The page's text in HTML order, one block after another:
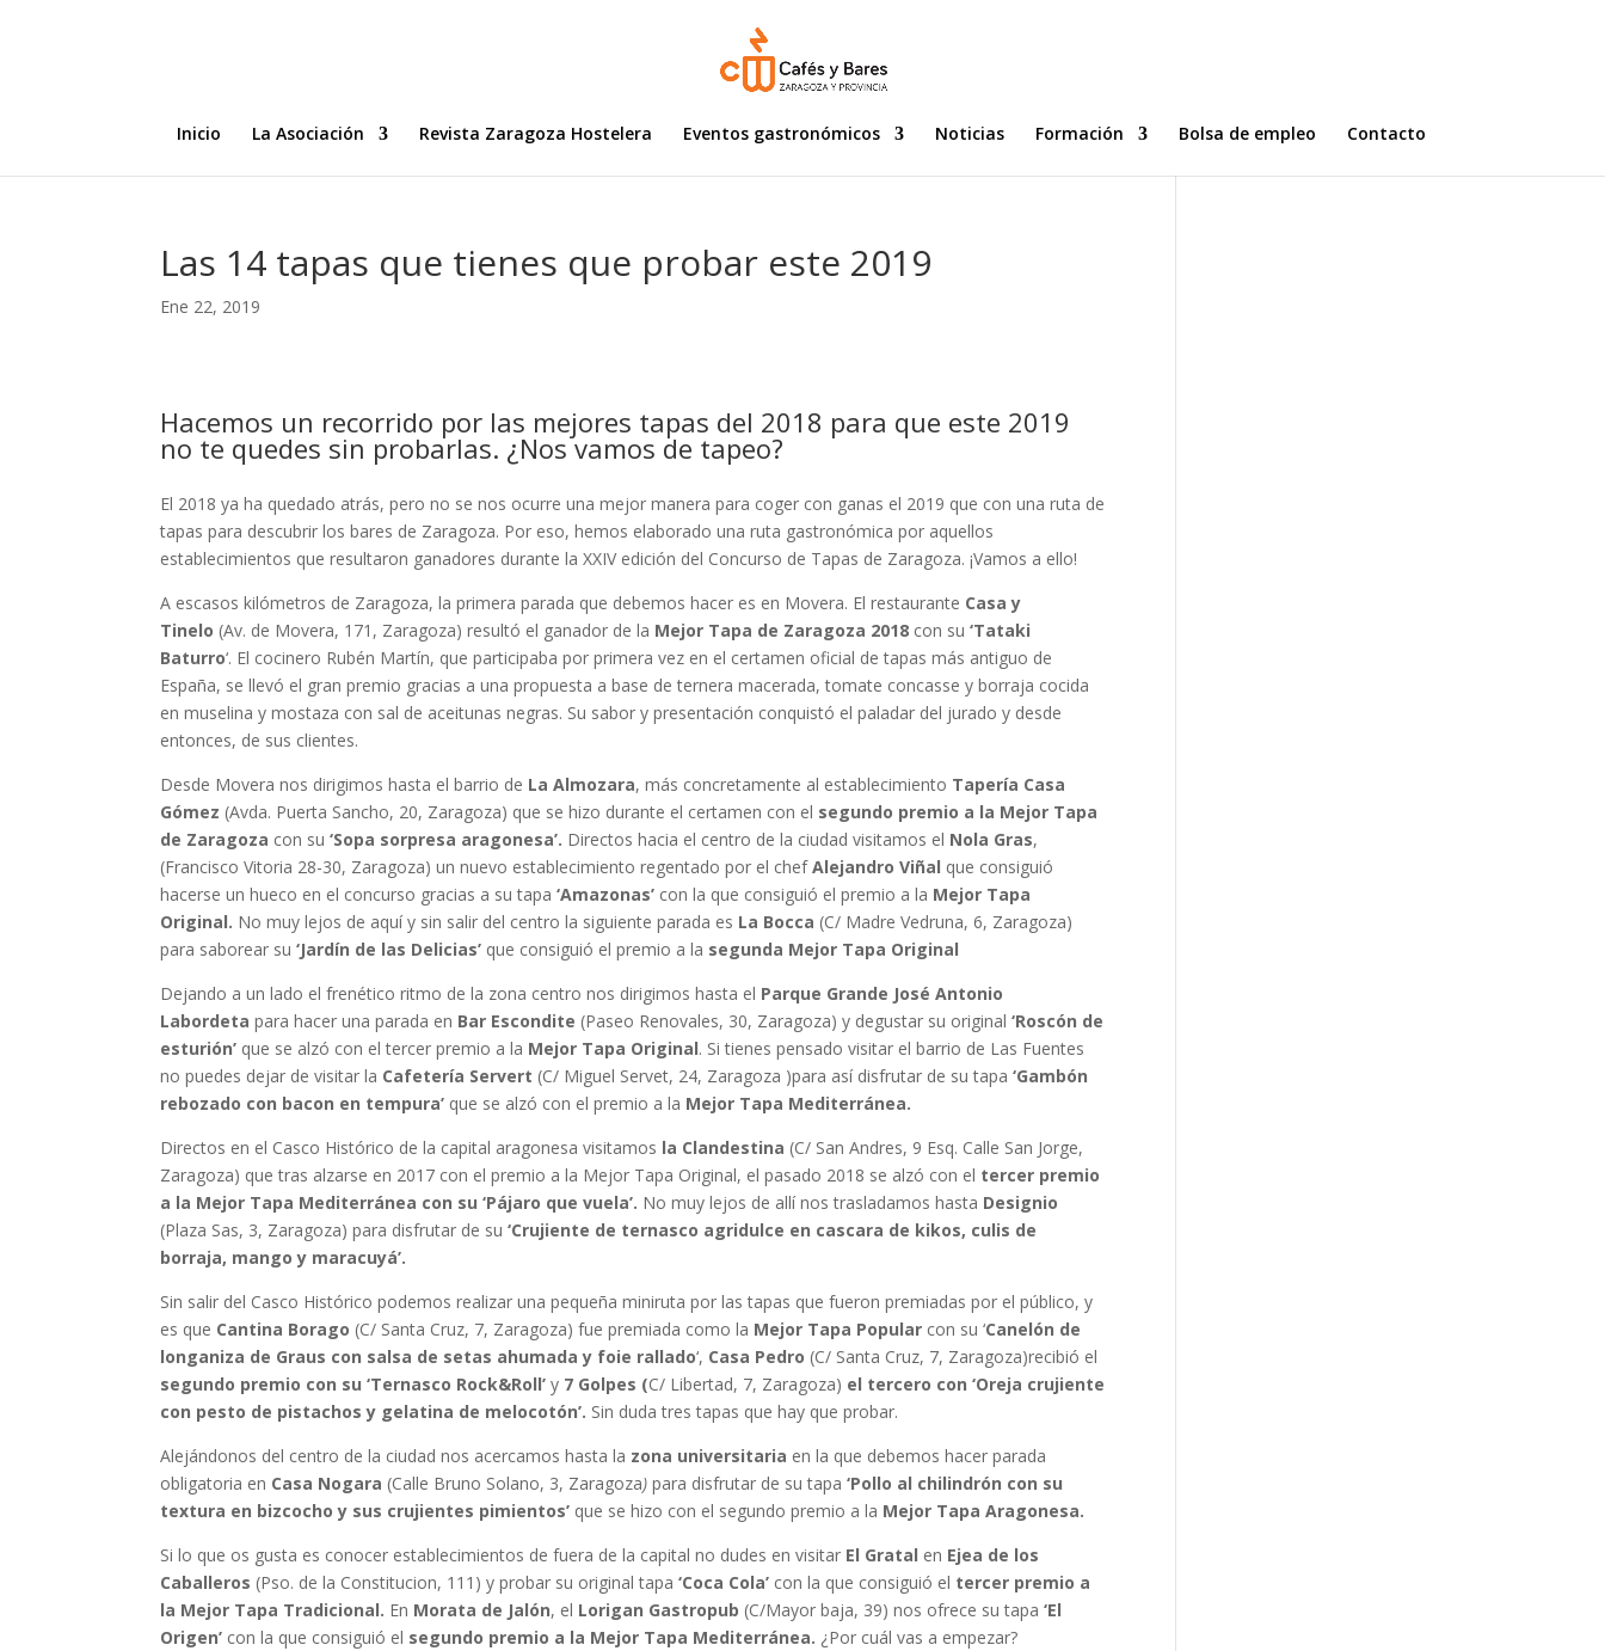
Inicio La Asociación Revista Zaragoza Hostelera Eventos gastronómicos Noticias Formación Bolsa de empleo Contacto
Las 14 tapas que tienes que probar este 2019
Ene 22, 2019
Hacemos un recorrido por las mejores tapas del 2018 para que este 2019
no te quedes sin probarlas. ¿Nos vamos de tapeo?
El 2018 ya ha quedado atrás, pero no se nos ocurre una mejor manera para coger con ganas el 2019 que con una ruta de
tapas para descubrir los bares de Zaragoza. Por eso, hemos elaborado una ruta gastronómica por aquellos
establecimientos que resultaron ganadores durante la XXIV edición del Concurso de Tapas de Zaragoza. ¡Vamos a ello!
A escasos kilómetros de Zaragoza, la primera parada que debemos hacer es en Movera. El restaurante Casa y
Tinelo (Av. de Movera, 171, Zaragoza) resultó el ganador de la Mejor Tapa de Zaragoza 2018 con su‘Tataki
Baturro‘. El cocinero Rubén Martín, que participaba por primera vez en el certamen oficial de tapas más antiguo de
España, se llevó el gran premio gracias a una propuesta a base de ternera macerada, tomate concasse y borraja cocida
en muselina y mostaza con sal de aceitunas negras. Su sabor y presentación conquistó el paladar del jurado y desde
entonces, de sus clientes.
Desde Movera nos dirigimos hasta el barrio de La Almozara, más concretamente al establecimiento Tapería Casa
Gómez (Avda. Puerta Sancho, 20, Zaragoza) que se hizo durante el certamen con el segundo premio a la Mejor Tapa
de Zaragoza con su‘Sopa sorpresa aragonesa’. Directos hacia el centro de la ciudad visitamos el Nola Gras,
(Francisco Vitoria 28-30, Zaragoza) un nuevo establecimiento regentado por el chefAlejandro Viñal que consiguió
hacerse un hueco en el concurso gracias a su tapa ‘Amazonas’ con la que consiguió el premio a la Mejor Tapa
Original. No muy lejos de aquí y sin salir del centro la siguiente parada es La Bocca (C/ Madre Vedruna, 6, Zaragoza)
para saborear su ‘Jardín de las Delicias’ que consiguió el premio a la segunda Mejor Tapa Original
Dejando a un lado el frenético ritmo de la zona centro nos dirigimos hasta el Parque Grande José Antonio
Labordeta para hacer una parada en Bar Escondite (Paseo Renovales, 30, Zaragoza) y degustar su original‘Roscón de
esturión’ que se alzó con el tercer premio a la Mejor Tapa Original. Si tienes pensado visitar el barrio de Las Fuentes
no puedes dejar de visitar la Cafetería Servert (C/ Miguel Servet, 24, Zaragoza )para así disfrutar de su tapa ‘Gambón
rebozado con bacon en tempura’ que se alzó con el premio a la Mejor Tapa Mediterránea.
Directos en el Casco Histórico de la capital aragonesa visitamos la Clandestina (C/ San Andres, 9 Esq. Calle San Jorge,
Zaragoza) que tras alzarse en 2017 con el premio a la Mejor Tapa Original, el pasado 2018 se alzó con el tercer premio
a la Mejor Tapa Mediterránea con su ‘Pájaro que vuela’. No muy lejos de allí nos trasladamos hasta Designio
(Plaza Sas, 3, Zaragoza) para disfrutar de su ‘Crujiente de ternasco agridulce en cascara de kikos, culis de
borraja, mango y maracuyá’.
Sin salir del Casco Histórico podemos realizar una pequeña miniruta por las tapas que fueron premiadas por el público, y
es que Cantina Borago (C/ Santa Cruz, 7, Zaragoza) fue premiada como la Mejor Tapa Popular con su ‘Canelón de
longaniza de Graus con salsa de setas ahumada y foie rallado‘, Casa Pedro (C/ Santa Cruz, 7, Zaragoza)recibió el
segundo premio con su ‘Ternasco Rock&Roll’ y 7 Golpes (C/ Libertad, 7, Zaragoza) el tercero con ‘Oreja crujiente
con pesto de pistachos y gelatina de melocotón’. Sin duda tres tapas que hay que probar.
Alejándonos del centro de la ciudad nos acercamos hasta la zona universitaria en la que debemos hacer parada
obligatoria en Casa Nogara (Calle Bruno Solano, 3, Zaragoza)para disfrutar de su tapa‘Pollo al chilindrón con su
textura en bizcocho y sus crujientes pimientos’ que se hizo con el segundo premio a la Mejor Tapa Aragonesa.
Si lo que os gusta es conocer establecimientos de fuera de la capital no dudes en visitar El Gratal en Ejea de los
Caballeros (Pso. de la Constitucion, 111) y probar su original tapa‘Coca Cola’ con la que consiguió el tercer premio a
la Mejor Tapa Tradicional. En Morata de Jalón, el Lorigan Gastropub (C/Mayor baja, 39) nos ofrece su tapa‘El
Origen’ con la que consiguió el segundo premio a la Mejor Tapa Mediterránea. ¿Por cuál vas a empezar?